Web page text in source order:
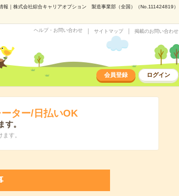
報｜株式会社綜合キャリアオプション 製造事業部（全国）（No.111424819）
ヘルプ・お問い合わせ サイトマップ 掲載のお問い合わせ
会員登録 ログイン
ター/日払いOK
。
す。